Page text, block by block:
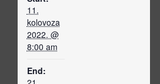
11.
kolovoza
2022. @
8:00 am
End: